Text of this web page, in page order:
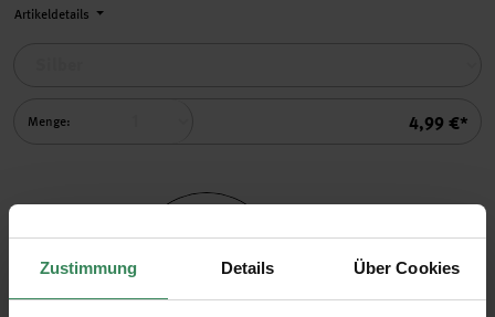
Zustimmung Details Über Cookies
Summe
4,99 €*
Artikeldetails
Menge: